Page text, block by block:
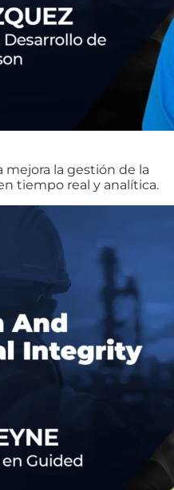
la gestión de la
tiempo real y analítica.